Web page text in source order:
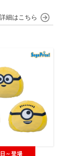
日～登場